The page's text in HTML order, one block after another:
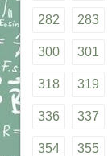
282 283
300 301
318 319
336 337
354 355